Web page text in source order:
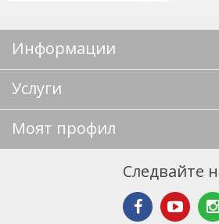
Информации
Услуги
Моят профил
Следвайте